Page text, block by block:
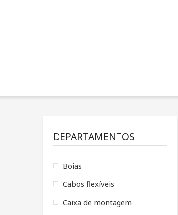
DEPARTAMENTOS
Boias
Cabos flexíveis
Caixa de montagem